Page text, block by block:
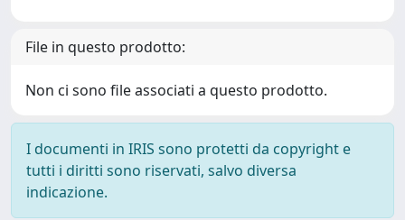
File in questo prodotto:
Non ci sono file associati a questo prodotto.
I documenti in IRIS sono protetti da copyright e
tutti i diritti sono riservati, salvo diversa
indicazione.